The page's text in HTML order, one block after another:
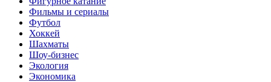
Фильмы и сериалы
Футбол
Хоккей
Шахматы
Шоу-бизнес
Экология
Экономика